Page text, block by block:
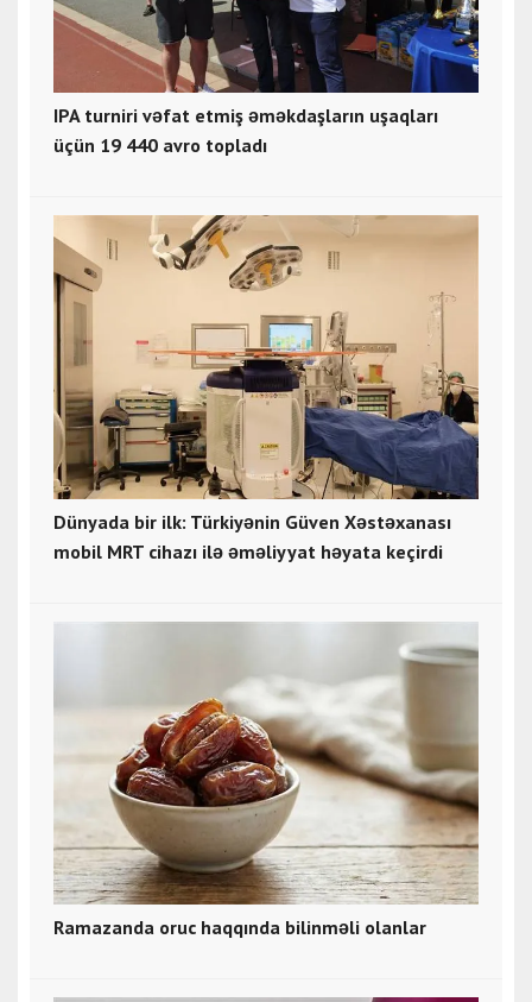
IPA turniri vəfat etmiş əməkdaşların uşaqları
üçün 19 440 avro topladı
Dünyada bir ilk: Türkiyənin Güven Xəstəxanası
mobil MRT cihazı ilə əməliyyat həyata keçirdi
Ramazanda oruc haqqında bilinməli olanlar